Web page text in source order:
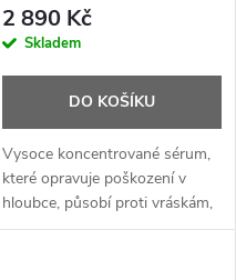
2 890 Kč
Skladem
DO KOŠÍKU
Vysoce koncentrované sérum,
které opravuje poškození v
hloubce, působí proti vráskám,
zlepšuje pevnost a obnovuje